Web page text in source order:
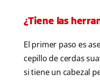
¿Tiene las
El primer paso es
cepillo de cerdas
si tiene un cabezal